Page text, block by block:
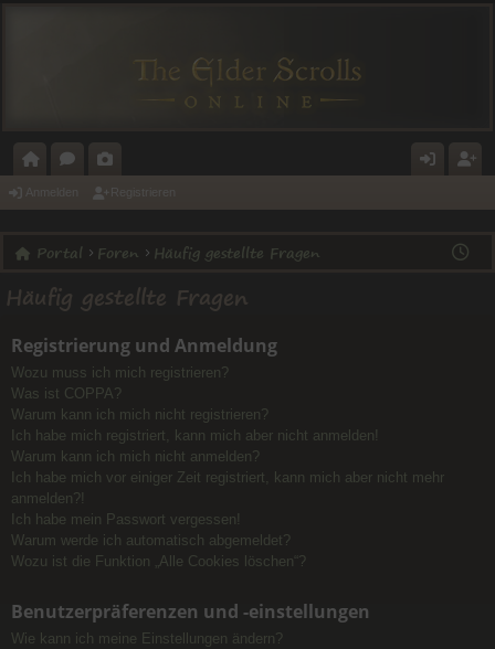
O
T
A
E
N
A
E
RI
ST
Anmelden Registrieren
Portal Foren Häufig gestellte Fragen
Häufig gestellte Fragen
Registrierung und Anmeldung
Wozu muss ich mich registrieren?
Was ist COPPA?
Warum kann ich mich nicht registrieren?
Ich habe mich registriert, kann mich aber nicht anmelden!
Warum kann ich mich nicht anmelden?
Ich habe mich vor einiger Zeit registriert, kann mich aber nicht mehr
anmelden?!
Ich habe mein Passwort vergessen!
Warum werde ich automatisch abgemeldet?
Wozu ist die Funktion „Alle Cookies löschen“?
Benutzerpräferenzen und -einstellungen
Wie kann ich meine Einstellungen ändern?